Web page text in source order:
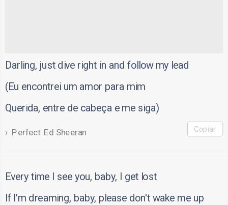
Darling, just dive right in and follow my lead
(Eu encontrei um amor para mim
Querida, entre de cabeça e me siga)
Perfect. Ed Sheeran Copiar
Every time I see you, baby, I get lost
If I'm dreaming, baby, please don't wake me up